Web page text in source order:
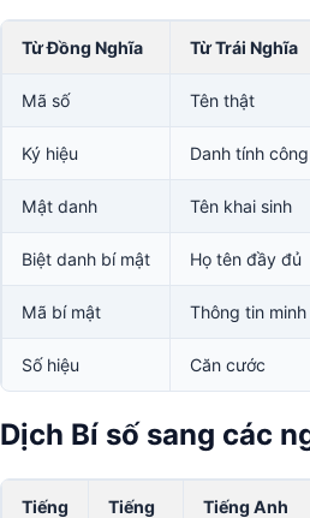
Từ Đồng Nghĩa Từ Trái Nghĩa
Mã số Tên thật
Ký hiệu Danh tính
Mật danh Tên khai sinh
Biệt danh bí mật Họ tên đầy đủ
Mã bí mật Thông tin
Số hiệu Căn cước
Dịch Bí số sang các
Tiếng
Tiếng
Tiếng Anh